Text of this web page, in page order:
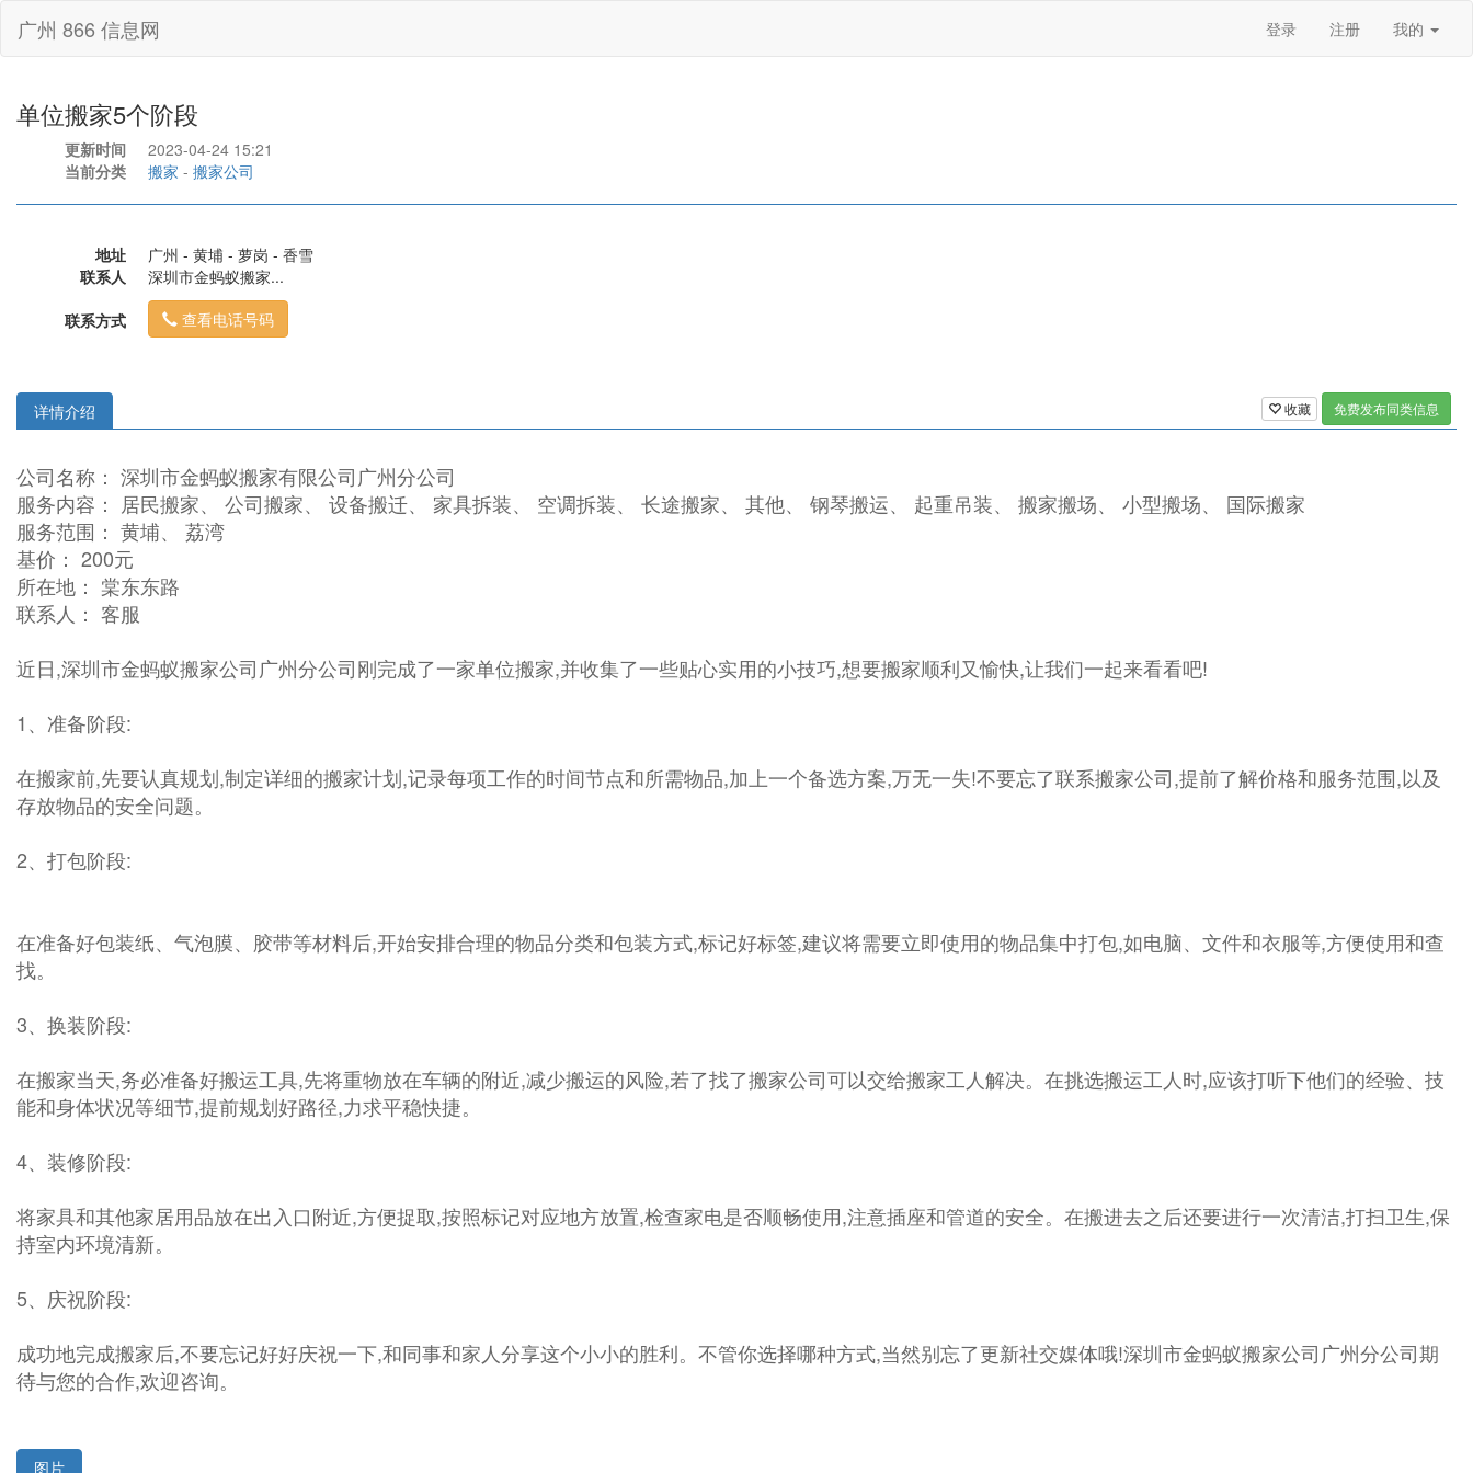
广州 866 信息网 登录 注册 我的
单位搬家5个阶段
更新时间
2023-04-24 15:21
当前分类
搬家 - 搬家公司
地址
广州 - 黄埔 - 萝岗 - 香雪
联系人
深圳市金蚂蚁搬家...
联系方式
查看电话号码
收藏 免费发布同类信息
详情介绍
公司名称： 深圳市金蚂蚁搬家有限公司广州分公司
服务内容： 居民搬家、 公司搬家、 设备搬迁、 家具拆装、 空调拆装、 长途搬家、 其他、 钢琴搬运、 起重吊装、 搬家搬场、 小型搬场、 国际搬家
服务范围： 黄埔、 荔湾
基价： 200元
所在地： 棠东东路
联系人： 客服
近日,深圳市金蚂蚁搬家公司广州分公司刚完成了一家单位搬家,并收集了一些贴心实用的小技巧,想要搬家顺利又愉快,让我们一起来看看吧!
1、准备阶段:
在搬家前,先要认真规划,制定详细的搬家计划,记录每项工作的时间节点和所需物品,加上一个备选方案,万无一失!不要忘了联系搬家公司,提前了解价格和服务范围,以及
存放物品的安全问题。
2、打包阶段:
在准备好包装纸、气泡膜、胶带等材料后,开始安排合理的物品分类和包装方式,标记好标签,建议将需要立即使用的物品集中打包,如电脑、文件和衣服等,方便使用和查
找。
3、换装阶段:
在搬家当天,务必准备好搬运工具,先将重物放在车辆的附近,减少搬运的风险,若了找了搬家公司可以交给搬家工人解决。在挑选搬运工人时,应该打听下他们的经验、技
能和身体状况等细节,提前规划好路径,力求平稳快捷。
4、装修阶段:
将家具和其他家居用品放在出入口附近,方便捉取,按照标记对应地方放置,检查家电是否顺畅使用,注意插座和管道的安全。在搬进去之后还要进行一次清洁,打扫卫生,保
持室内环境清新。
5、庆祝阶段:
成功地完成搬家后,不要忘记好好庆祝一下,和同事和家人分享这个小小的胜利。不管你选择哪种方式,当然别忘了更新社交媒体哦!深圳市金蚂蚁搬家公司广州分公司期
待与您的合作,欢迎咨询。
图片